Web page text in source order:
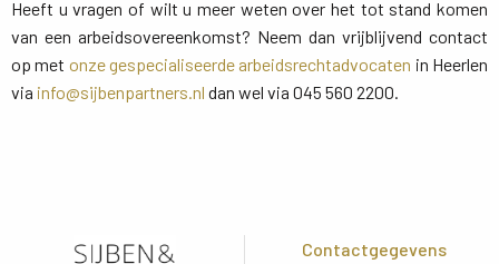
Heeft u vragen of wilt u meer weten over het tot stand komen
van een arbeidsovereenkomst? Neem dan vrijblijvend contact
op met onze gespecialiseerde arbeidsrechtadvocaten in Heerlen
via info@sijbenpartners.nl dan wel via 045 560 2200.
Contactgegevens